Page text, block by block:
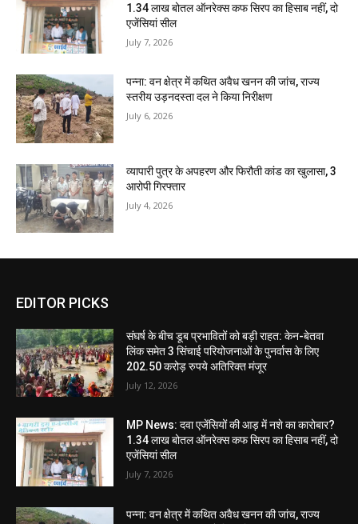
1.34 लाख बोतल ऑनरेक्स कफ सिरप का हिसाब नहीं, दो
एजेंसियां सील
July 7, 2026
पन्ना: वन क्षेत्र में कथित अवैध खनन की जांच, राज्य
स्तरीय उड़नदस्ता दल ने किया निरीक्षण
July 6, 2026
व्यापारी पुत्र के अपहरण और फिरौती कांड का खुलासा, 3
आरोपी गिरफ्तार
July 4, 2026
EDITOR PICKS
संघर्ष के बीच डूब प्रभावितों को बड़ी राहत: केन-बेतवा
लिंक समेत 3 सिंचाई परियोजनाओं के पुनर्वास के लिए
202.50 करोड़ रुपये अतिरिक्त मंजूर
July 12, 2026
MP News: दवा एजेंसियों की आड़ में नशे का कारोबार?
1.34 लाख बोतल ऑनरेक्स कफ सिरप का हिसाब नहीं, दो
एजेंसियां सील
July 7, 2026
पन्ना: वन क्षेत्र में कथित अवैध खनन की जांच, राज्य